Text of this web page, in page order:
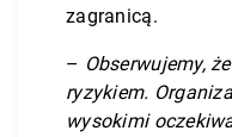
zagranicą.
– Obserwujemy,
ryzykiem.
wysokimi